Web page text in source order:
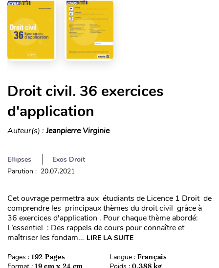
Droit civil. 36 exercices
d'application
Auteur(s) :Jeanpierre Virginie
Ellipses
Exos Droit
Parution : 20.07.2021
Cet ouvrage permettra aux étudiants de Licence 1 Droit de
comprendre les principaux thèmes du droit civil grâce à
36 exercices d'application . Pour chaque thème abordé:
L’essentiel : Des rappels de cours pour connaître et
maîtriser les fondam... LIRE LA SUITE
Pages : 192 Pages Langue : Français
19 cm x 24 cm 0,388 kg